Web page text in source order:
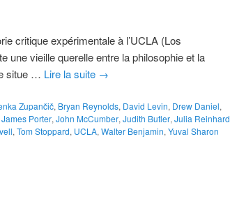
critique expérimentale à l’UCLA (Los
une vieille querelle entre la philosophie et la
situe … Lire la suite →
Zupančič, Bryan Reynolds, David Levin, Drew Daniel,
James Porter, John McCumber, Judith Butler, Julia Reinhard
, Tom Stoppard, UCLA, Walter Benjamin, Yuval Sharon